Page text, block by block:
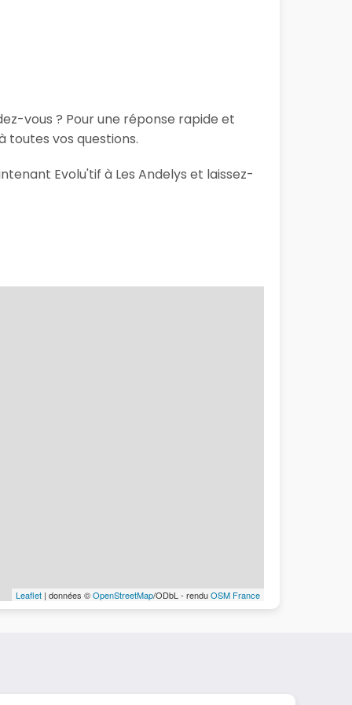
vous ? Pour une réponse rapide et
vos questions.
Evolu'tif à Les Andelys et laissez-
Leaflet | données ©OpenStreetMap/ODbL - renduOSM France